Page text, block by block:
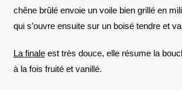
chêne brûlé envoie un voile bien grillé en
qui s’ouvre ensuite sur un boisé tendre et
La finaleest très douce, elle résume la
à la fois fruité et vanillé.